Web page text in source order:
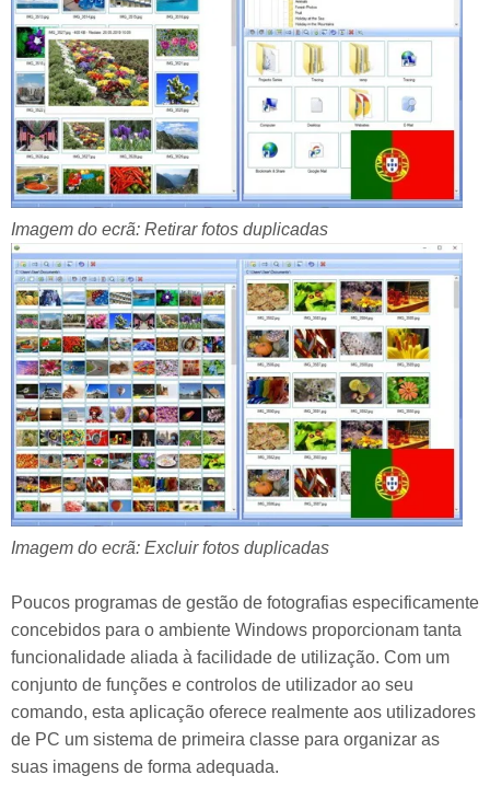
Imagem do ecrã: Retirar fotos duplicadas
Imagem do ecrã: Excluir fotos duplicadas
Poucos programas de gestão de fotografias especificamente
concebidos para o ambiente Windows proporcionam tanta
funcionalidade aliada à facilidade de utilização. Com um
conjunto de funções e controlos de utilizador ao seu
comando, esta aplicação oferece realmente aos utilizadores
de PC um sistema de primeira classe para organizar as
suas imagens de forma adequada.